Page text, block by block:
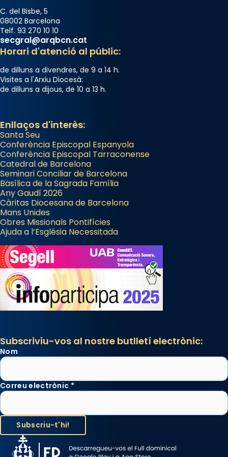
C. del Bisbe, 5
08002 Barcelona
Telf. 93 270 10 10
secgral@arqbcn.cat
Horari d'atenció al públic:
de dilluns a divendres, de 9 a 14 h.
Visites a l'Arxiu Diocesà:
de dilluns a dijous, de 10 a 13 h.
Enllaços d'interès:
Santa Seu
Conferència Episcopal Espanyola
Conferència Episcopal Tarraconense
Catedral de Barcelona
Seminari Conciliar de Barcelona
Basílica de la Sagrada Família
Any Gaudí 2026
Càritas Diocesana de Barcelona
Mans Unides
Obres Missionals Pontifícies
Ajuda a l’Església Necessitada
Subscriviu-vos al nostre butlletí electrònic:
Nom
Correu electrònic *